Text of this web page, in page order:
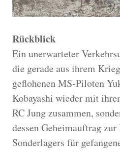
Rückblick
Ein unerwarteter
die gerade aus ihrem
geflohenen MS-Piloten
Kobayashi wieder mit
RC Jung zusammen,
dessen Geheimauftrag
Sonderlagers für